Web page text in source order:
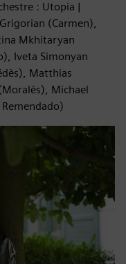
: Utopia |
(Carmen),
Mkhitaryan
Iveta Simonyan
Matthias
Michael